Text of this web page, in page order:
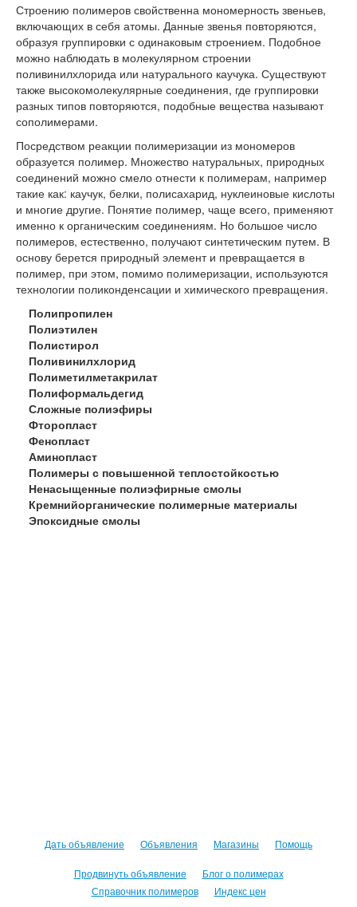
Строению полимеров свойственна мономерность звеньев,
включающих в себя атомы. Данные звенья повторяются,
образуя группировки с одинаковым строением. Подобное
можно наблюдать в молекулярном строении
поливинилхлорида или натурального каучука. Существуют
также высокомолекулярные соединения, где группировки
разных типов повторяются, подобные вещества называют
сополимерами.
Посредством реакции полимеризации из мономеров
образуется полимер. Множество натуральных, природных
соединений можно смело отнести к полимерам, например
такие как: каучук, белки, полисахарид, нуклеиновые кислоты
и многие другие. Понятие полимер, чаще всего, применяют
именно к органическим соединениям. Но большое число
полимеров, естественно, получают синтетическим путем. В
основу берется природный элемент и превращается в
полимер, при этом, помимо полимеризации, используются
технологии поликонденсации и химического превращения.
Полипропилен
Полиэтилен
Полистирол
Поливинилхлорид
Полиметилметакрилат
Полиформальдегид
Сложные полиэфиры
Фторопласт
Фенопласт
Аминопласт
Полимеры с повышенной теплостойкостью
Ненасыщенные полиэфирные смолы
Кремнийорганические полимерные материалы
Эпоксидные смолы
Дать объявление Объявления Магазины Помощь
Продвинуть объявление
Блог о полимерах
Справочник полимеров
Индекс цен